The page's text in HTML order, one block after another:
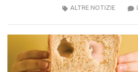
ALTRE NOTIZIE